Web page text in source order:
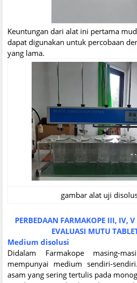
Keuntungan dari alat ini pertama
dapat digunakan untuk percobaan
yang lama.
gambar alat uji
PERBEDAAN FARMAKOPE III, IV,
EVALUASI MUTU
Medium disolusi
Didalam Farmakope masing-
mempunyai medium sendiri-
asam yang sering tertulis pada